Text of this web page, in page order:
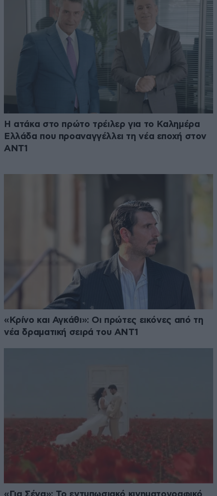
Η ατάκα στο πρώτο τρέιλερ για το Καλημέρα
Ελλάδα που προαναγγέλλει τη νέα εποχή στον
ΑΝΤ1
«Κρίνο και Αγκάθι»: Οι πρώτες εικόνες από τη
νέα δραματική σειρά του ANT1
«Για Σένα»: Το εντυπωσιακό κινηματογραφικό